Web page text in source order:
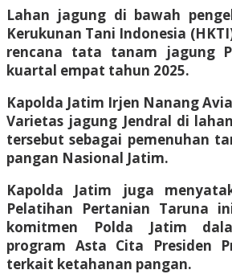
Lahan jagung di bawah
Kerukunan Tani Indonesia
rencana tata tanam jagung
kuartal empat tahun 2025.
Kapolda Jatim Irjen Nanang
Varietas jagung Jendral di
tersebut sebagai pemenuhan
pangan Nasional Jatim.
Kapolda Jatim juga
Pelatihan Pertanian Taruna
komitmen Polda Jatim
program Asta Cita Presiden
terkait ketahanan pangan.